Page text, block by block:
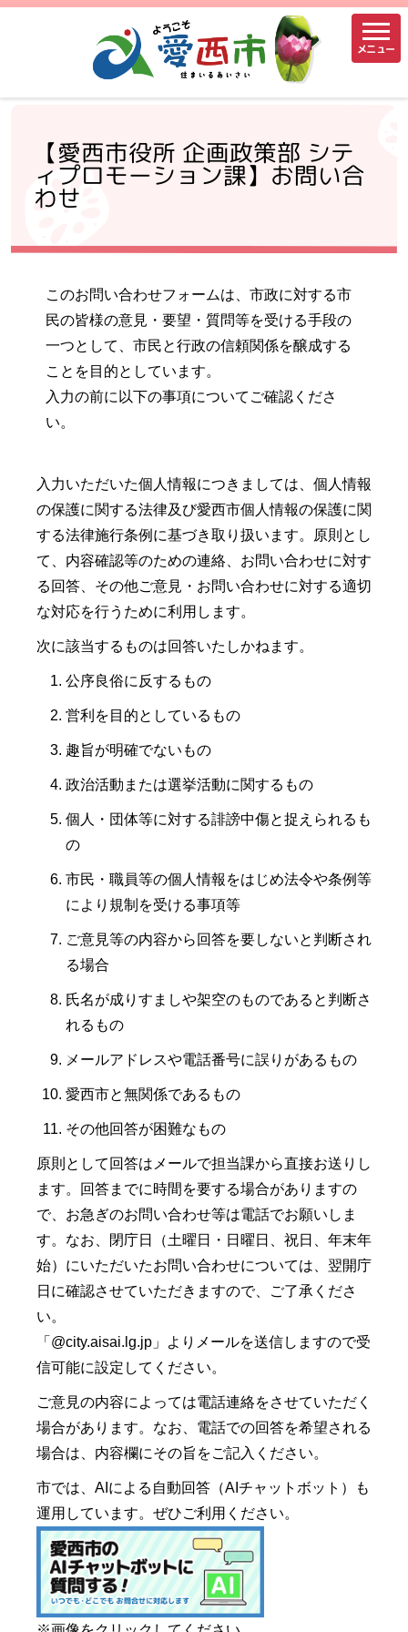
メニュー
【愛西市役所 企画政策部 シテ
ィプロモーション課】お問い合
わせ
このお問い合わせフォームは、市政に対する市
民の皆様の意見・要望・質問等を受ける手段の
一つとして、市民と行政の信頼関係を醸成する
ことを目的としています。
入力の前に以下の事項についてご確認くださ
い。
入力いただいた個人情報につきましては、個人情報
の保護に関する法律及び愛西市個人情報の保護に関
する法律施行条例に基づき取り扱います。原則とし
て、内容確認等のための連絡、お問い合わせに対す
る回答、その他ご意見・お問い合わせに対する適切
な対応を行うために利用します。
次に該当するものは回答いたしかねます。
公序良俗に反するもの
営利を目的としているもの
趣旨が明確でないもの
政治活動または選挙活動に関するもの
個人・団体等に対する誹謗中傷と捉えられるも
の
市民・職員等の個人情報をはじめ法令や条例等
により規制を受ける事項等
ご意見等の内容から回答を要しないと判断され
る場合
氏名が成りすましや架空のものであると判断さ
れるもの
メールアドレスや電話番号に誤りがあるもの
愛西市と無関係であるもの
その他回答が困難なもの
原則として回答はメールで担当課から直接お送りし
ます。回答までに時間を要する場合がありますの
で、お急ぎのお問い合わせ等は電話でお願いしま
す。なお、閉庁日（土曜日・日曜日、祝日、年末年
始）にいただいたお問い合わせについては、翌開庁
日に確認させていただきますので、ご了承くださ
い。
「@city.aisai.lg.jp」よりメールを送信しますので受
信可能に設定してください。
ご意見の内容によっては電話連絡をさせていただく
場合があります。なお、電話での回答を希望される
場合は、内容欄にその旨をご記入ください。
市では、AIによる自動回答（AIチャットボット）も
運用しています。ぜひご利用ください。